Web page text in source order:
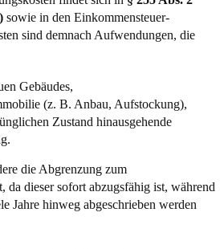
sowie in den Einkommensteuer-
sind demnach Aufwendungen, die
Gebäudes,
(z. B. Anbau, Aufstockung),
Zustand hinausgehende
die Abgrenzung zum
da dieser sofort abzugsfähig ist, während
Jahre hinweg abgeschrieben werden